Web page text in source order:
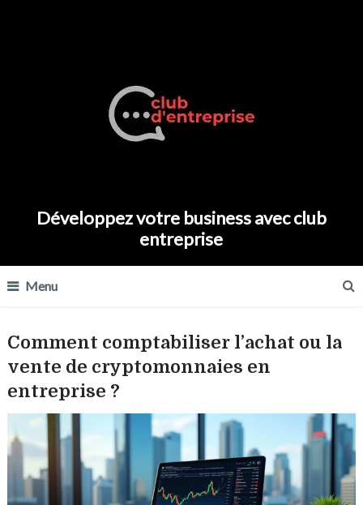
Développez votre business avec club
entreprise
Menu
Comment comptabiliser l’achat ou la
vente de cryptomonnaies en
entreprise ?